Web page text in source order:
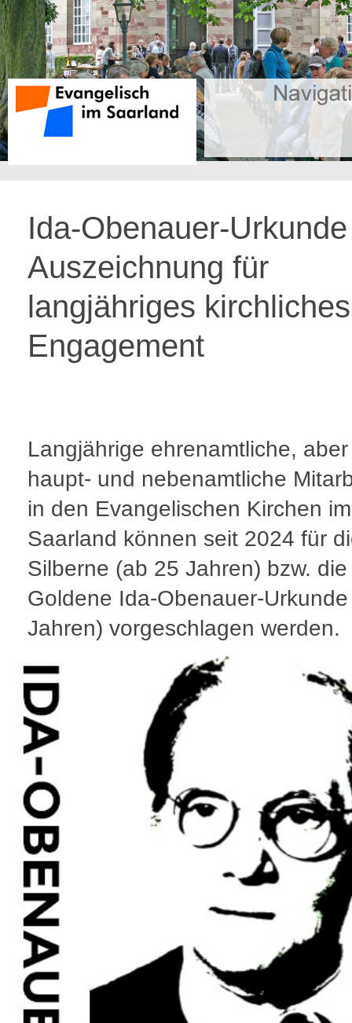
Ida-Obenauer-
Auszeichnung für
langjähriges kirchliches
Engagement
Langjährige ehrenamtliche,
haupt- und nebenamtliche
in den Evangelischen Kirchen im
Saarland können seit 2024 für
Silberne (ab 25 Jahren) bzw. die
Goldene Ida-Obenauer-
Jahren) vorgeschlagen werden.